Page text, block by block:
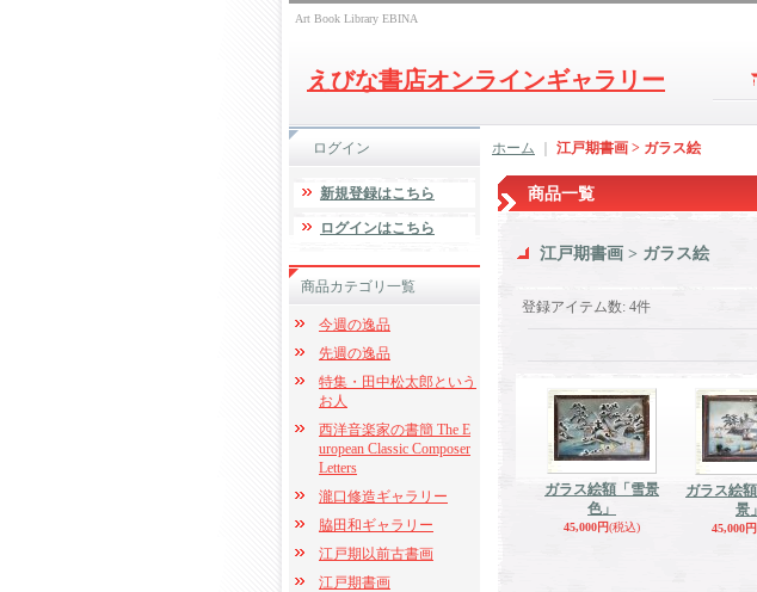
Art Book Library EBINA
えびな書店オンラインギャラリー
ログイン
新規登録はこちら
ログインはこちら
商品カテゴリ一覧
今週の逸品
先週の逸品
特集・田中松太郎という
お人
西洋音楽家の書簡 The E
uropean Classic Composer
Letters
瀧口修造ギャラリー
脇田和ギャラリー
江戸期以前古書画
江戸期書画
ホーム 江戸期書画 > ガラス絵
商品一覧
江戸期書画 > ガラス絵
登録アイテム数: 4件
ガラス絵額「雪景
色」
45,000円(税込)
ガラス絵
景」
45,000円